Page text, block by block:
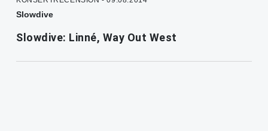
Slowdive
Slowdive: Linné, Way Out West